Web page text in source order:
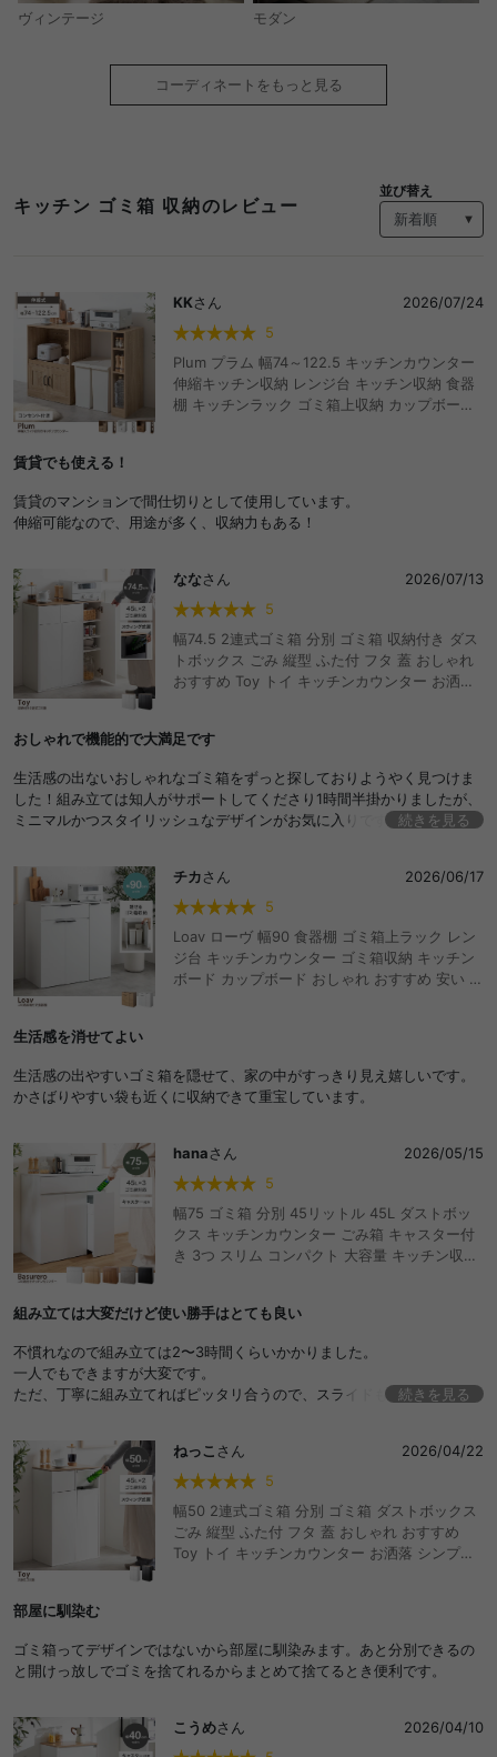
ヴィンテージ モダン
コーディネートをもっと見る
キッチン ゴミ箱 収納のレビュー
並び替え
KKさん
2026/07/24
5
Plum プラム 幅74～122.5 キッチンカウンター
伸縮キッチン収納 レンジ台 キッチン収納 食器
棚 キッチンラック ゴミ箱上収納 カップボード
天板拡張 左右設置可能 木製 木目 ダストボック
ス 台所 扉収納 扉付き 家電 炊飯器 バーカウン
賃貸でも使える！
賃貸のマンションで間仕切りとして使用しています。
伸縮可能なので、用途が多く、収納力もある！
ななさん
2026/07/13
5
幅74.5 2連式ゴミ箱 分別 ゴミ箱 収納付き ダス
トボックス ごみ 縦型 ふた付 フタ 蓋 おしゃれ
おすすめ Toy トイ キッチンカウンター お洒落
薄型 スリム コンパクト 大容量 見えない 可動棚
下 レンジラック ボード ペールカウンター 一人
暮らし 洗面所 台所 安い
おしゃれで機能的で大満足です
生活感の出ないおしゃれなゴミ箱をずっと探しておりようやく見つけま
した！組み立ては知人がサポートしてくださり1時間半掛かりましたが、
ミニマルかつスタイリッシュなデザインがお気に入りです。もう少しス
そうと思っています。
続きを見る
チカさん
2026/06/17
5
Loav ローヴ 幅90 食器棚 ゴミ箱上ラック レン
ジ台 キッチンカウンター ゴミ箱収納 キッチン
ボード カップボード おしゃれ おすすめ 安い 隠
生活感を消せてよい
生活感の出やすいゴミ箱を隠せて、家の中がすっきり見え嬉しいです。
かさばりやすい袋も近くに収納できて重宝しています。
hanaさん
2026/05/15
5
幅75 ゴミ箱 分別 45リットル 45L ダストボッ
クス キッチンカウンター ごみ箱 キャスター付
き 3つ スリム コンパクト 大容量 キッチン収納
納 レンジラック レンジボード ペールカウンタ
立 洗面所 台所 見えない コードスリット カトラ
リー収納 おしゃれ おすすめ 安い
組み立ては大変だけど使い勝手はとても良い
不慣れなので組み立ては2〜3時間くらいかかりました。
一人でもできますが大変です。
ただ、丁寧に組み立てればピッタリ合うので、スライドもスムーズで
購入から数ヶ月経ちましたが、ゴミの分別が快適でうれしい。
とても使いやすくて気に入っています。
続きを見る
ねっこ さん
2026/04/22
5
幅50 2連式ゴミ箱 分別 ゴミ箱 ダストボックス
ごみ 縦型 ふた付 フタ 蓋 おしゃれ おすすめ
Toy トイ キッチンカウンター お洒落 シンプル
ペールカウンター 一人暮らし 洗面所 台所 安い
部屋に馴染む
ゴミ箱ってデザインではないから部屋に馴染みます。あと分別できるの
と開けっ放しでゴミを捨てれるからまとめて捨てるとき便利です。
こうめさん
2026/04/10